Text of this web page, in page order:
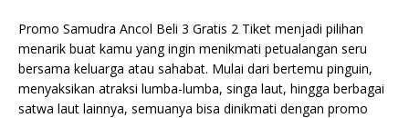
Promo Samudra Ancol Beli 3 Gratis 2 Tiket menjadi pilihan
menarik buat kamu yang ingin menikmati petualangan seru
bersama keluarga atau sahabat. Mulai dari bertemu pinguin,
menyaksikan atraksi lumba-lumba, singa laut, hingga berbagai
satwa laut lainnya, semuanya bisa dinikmati dengan promo